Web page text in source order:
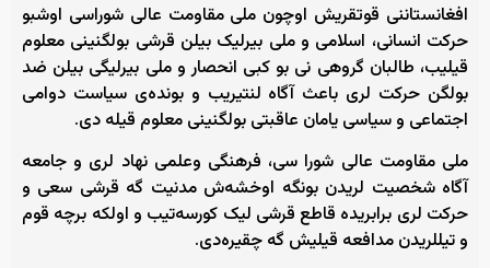
افغانستاننی قوتقریش اوچون ملی مقاومت عالی شوراسی اوشبو
حرکت انسانی، اسلامی و ملی بیرلیک بیلن قرشی بولگنینی معلوم
قیلیب، طالبان گروهی نی بو کبی انحصار و ملی بیرلیگی بیلن ضد
بولگن حرکت لری باعث آگاه لنتیریب و بونده‌ی سیاست دوامی
اجتماعی و سیاسی یامان عاقبتی بولگنینی معلوم قیله دی.
ملی مقاومت عالی شورا سی، فرهنگی وعلمی نهاد لری و جامعه
آگاه شخصیت لریدن بونگه اوخشه‌ش مدنیت گه قرشی سعی و
حرکت لری برابریده قاطع قرشی لیک کورسه‌تیب و اولکه برچه قوم
و تیللریدن مدافعه قیلیش گه چقیره‌دی.